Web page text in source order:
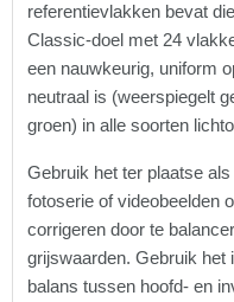
referentievlakken bevat
Classic-doel met 24
een nauwkeurig, uniform
neutraal is (weerspiegelt
groen) in alle soorten
Gebruik het ter plaatse
fotoserie of videobeelden
corrigeren door te
grijswaarden. Gebruik het
balans tussen hoofd- en